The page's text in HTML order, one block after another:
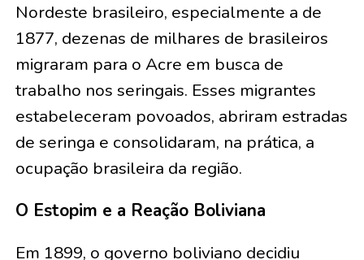
Nordeste brasileiro, especialmente a de
1877, dezenas de milhares de brasileiros
migraram para o Acre em busca de
trabalho nos seringais. Esses migrantes
estabeleceram povoados, abriram estradas
de seringa e consolidaram, na prática, a
ocupação brasileira da região.
O Estopim e a Reação Boliviana
Em 1899, o governo boliviano decidiu